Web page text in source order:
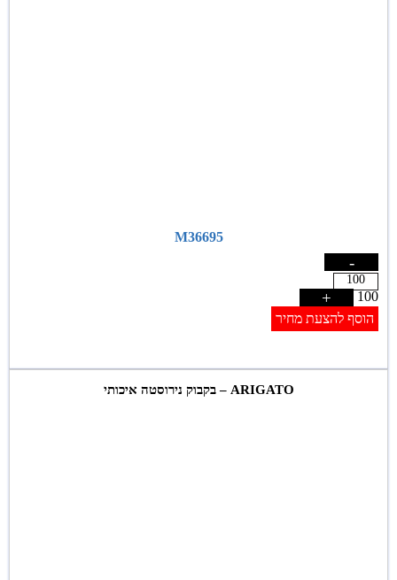
M36695
-
100
+
הוסף להצעת מחיר
ARIGATO – בקבוק נירוסטה איכותי